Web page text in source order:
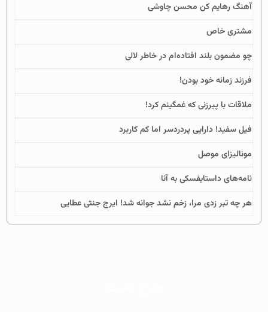
آهنگ رهایم کن محسن چاوشی
مشتری خاص
چو مضمون بلند افتاده‌ام در خاطر لالی
فرزند زمانه خود بودن!
ملاقات با پیرزنی که غمگینم کرد!
فیل سفید! دارایی پردردسر اما کم کاربرد
مونالیزای موصل
نامه‌های داستایفسکی به آنا
هر چه تبر زدی مرا، زخم نشد جوانه شد! ایرج جنتی عطایی